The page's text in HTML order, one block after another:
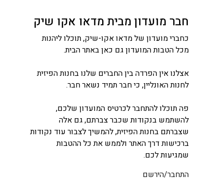
חבר מועדון מבית מדאו אקו שיק
כחברי מועדון של מדאו אקו-שיק, תוכלו ליהנות
מכל הטבות המועדון גם כאן באתר הבית.
אצלנו אין הפרדה בין החברים שלנו בחנות הפיזית
לחנות האונליין, כי חבר תמיד נשאר חבר.
פה תוכלו להתחבר לכרטיס המועדון שלכם,
להשתמש בנקודות שכבר צברתם, גם אלה
שצברתם בחנות הפיזית, להמשיך לצבור עוד נקודות
ברכישות דרך האתר ולממש את כל ההטבות
שמגיעות לכם.
התחבר/הירשם